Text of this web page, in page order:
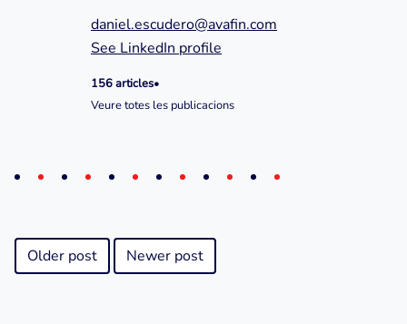
daniel.escudero@avafin.com
See LinkedIn profile
156 articles•
Veure totes les publicacions
Older post Newer post